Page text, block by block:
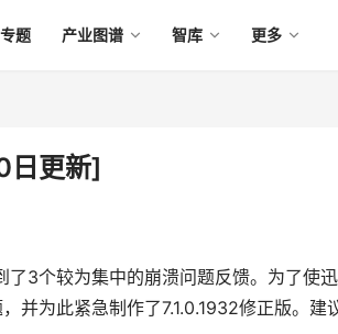
专题 产业图谱 智库 更多
日更新]
了3个较为集中的崩溃问题反馈。为了使
为此紧急制作了7.1.0.1932修正版。建